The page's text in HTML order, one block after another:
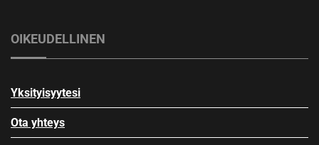
OIKEUDELLINEN
Yksityisyytesi
Ota yhteys